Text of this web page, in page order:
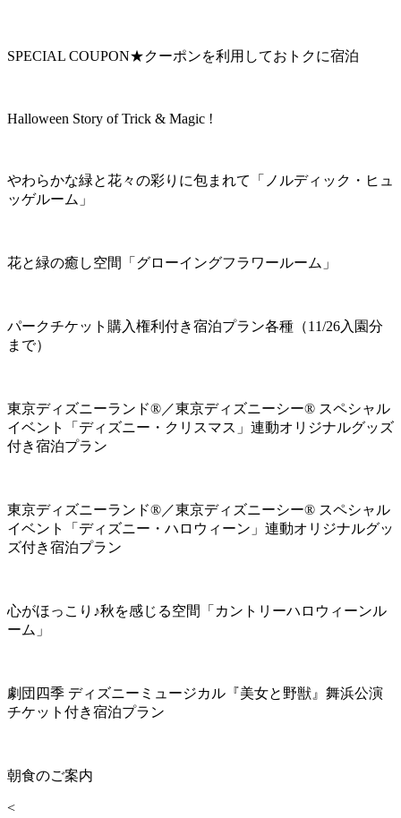
SPECIAL COUPON★クーポンを利用しておトクに宿泊
Halloween Story of Trick & Magic !
やわらかな緑と花々の彩りに包まれて「ノルディック・ヒュ
ッゲルーム」
花と緑の癒し空間「グローイングフラワールーム」
パークチケット購入権利付き宿泊プラン各種（11/26入園分
まで）
東京ディズニーランド®／東京ディズニーシー® スペシャル
イベント「ディズニー・クリスマス」連動オリジナルグッズ
付き宿泊プラン
東京ディズニーランド®／東京ディズニーシー® スペシャル
イベント「ディズニー・ハロウィーン」連動オリジナルグッ
ズ付き宿泊プラン
心がほっこり♪秋を感じる空間「カントリーハロウィーンル
ーム」
劇団四季 ディズニーミュージカル『美女と野獣』舞浜公演
チケット付き宿泊プラン
朝食のご案内
<